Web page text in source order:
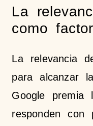
La
como
La relevancia
para alcanzar
Google premia
responden con